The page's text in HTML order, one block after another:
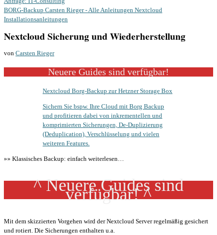
BORG-Backup Carsten Rieger - Alle Anleitungen Nextcloud
Installationsanleitungen
Nextcloud Sicherung und Wiederherstellung
von Carsten Rieger
Neuere Guides sind verfügbar!
Nextcloud Borg-Backup zur Hetzner Storage Box
Sichern Sie bspw. Ihre Cloud mit Borg Backup
und profitieren dabei von inkrementellen und
komprimierten Sicherungen, De-Duplizierung
(Deduplication), Verschlüsselung und vielen
weiteren Features.
»» Klassisches Backup: einfach weiterlesen…
^ Neuere Guides sind
verfügbar! ^
Mit dem skizzierten Vorgehen wird der Nextcloud Server regelmäßig gesichert
und rotiert. Die Sicherungen enthalten u.a.